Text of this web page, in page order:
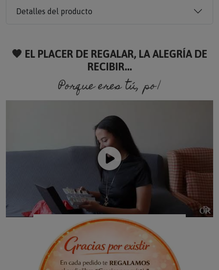
Detalles del producto
🧡 EL PLACER DE REGALAR, LA ALEGRÍA DE
RECIBIR...
Porque eres tú, porque s